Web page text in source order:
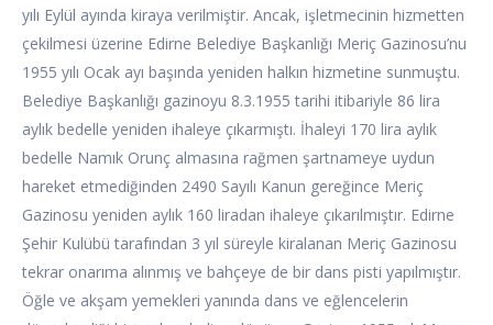
yılı Eylül ayında kiraya verilmiştir. Ancak, işletmecinin hizmetten
çekilmesi üzerine Edirne Belediye Başkanlığı Meriç Gazinosu’nu
1955 yılı Ocak ayı başında yeniden halkın hizmetine sunmuştu.
Belediye Başkanlığı gazinoyu 8.3.1955 tarihi itibariyle 86 lira
aylık bedelle yeniden ihaleye çıkarmıştı. İhaleyi 170 lira aylık
bedelle Namık Orunç almasına rağmen şartnameye uydun
hareket etmediğinden 2490 Sayılı Kanun gereğince Meriç
Gazinosu yeniden aylık 160 liradan ihaleye çıkarılmıştır. Edirne
Şehir Kulübü tarafından 3 yıl süreyle kiralanan Meriç Gazinosu
tekrar onarıma alınmış ve bahçeye de bir dans pisti yapılmıştır.
Öğle ve akşam yemekleri yanında dans ve eğlencelerin